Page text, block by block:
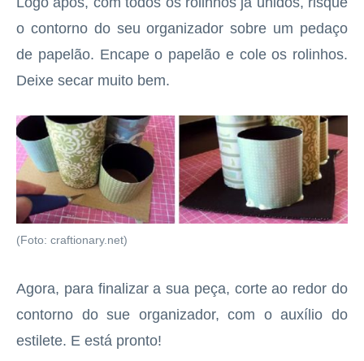
o contorno do seu organizador sobre um pedaço
de papelão. Encape o papelão e cole os rolinhos.
Deixe secar muito bem.
(Foto: craftionary.net)
Agora, para finalizar a sua peça, corte ao redor do
contorno do sue organizador, com o auxílio do
estilete. E está pronto!